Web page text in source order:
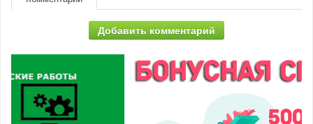
Добавить комментарий